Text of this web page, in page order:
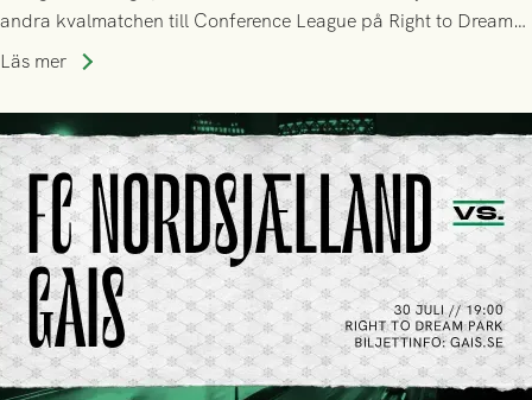
andra kvalmatchen till Conference League på Right to Dream
Park! Fredrik Holmberg och ledarstaben har tagit ut följande
Läs mer